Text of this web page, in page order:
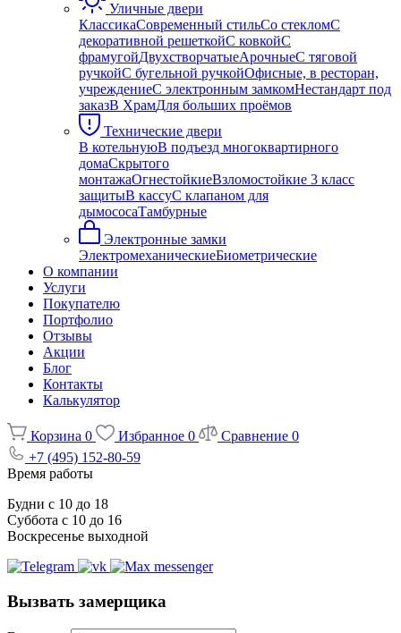
Уличные двери
КлассикаСовременный стильСо стекломС
декоративной решеткойС ковкойС
фрамугойДвухстворчатыеАрочныеС тяговой
ручкойС бугельной ручкойОфисные, в ресторан,
учреждениеС электронным замкомНестандарт под
заказВ ХрамДля больших проёмов
Технические двери
В котельнуюВ подъезд многоквартирного
домаСкрытого
монтажаОгнестойкиеВзломостойкие 3 класс
защитыВ кассуС клапаном для
дымососаТамбурные
Электронные замки
ЭлектромеханическиеБиометрические
О компании
Услуги
Покупателю
Портфолио
Отзывы
Акции
Блог
Контакты
Калькулятор
Корзина 0 Избранное 0 Сравнение 0
+7 (495) 152-80-59
Время работы
Будни с 10 до 18
Суббота с 10 до 16
Воскресенье выходной
Вызвать замерщика